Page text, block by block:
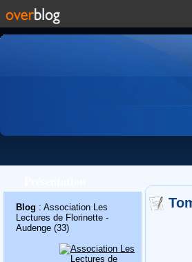
Blog : Association Les
Lectures de Florinette -
Audenge (33)